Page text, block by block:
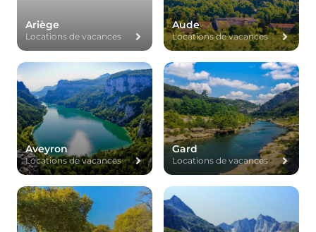
Ariège
Locations de vacances
Aude
Locations de vacances
Aveyron
Locations de vacances
Gard
Locations de vacances